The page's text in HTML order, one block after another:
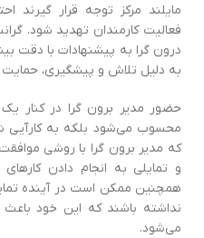
مایلند مرکز توجه قرار گیرند
فعالیت کارمندان تهدید شود.
درون گرا به پیشنهادات با دقت
به دلیل تلاش و پیشگیری‌،
حضور مدیر برون گرا در کنار
محسوب می‌شود بلکه به کار‌آيی
که مدیر برون گرا با روشی
و تمایلی به انجام دادن
همچنین ممکن است در‌ آينده
نداشته باشند که‌ اين خود
می‌شود.